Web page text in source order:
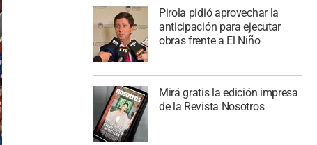
Pirola pidió aprovechar la
anticipación para ejecutar
obras frente a El Niño
Mirá gratis la edición impresa
de la Revista Nosotros